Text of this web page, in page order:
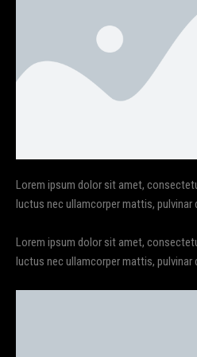
Lorem ipsum dolor sit amet,
luctus nec ullamcorper mattis, pulvinar
Lorem ipsum dolor sit amet,
luctus nec ullamcorper mattis, pulvinar